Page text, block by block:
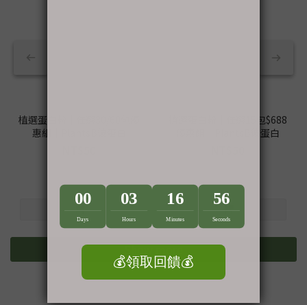
植選蛋白粉｜任選30/60包優
惠組｜PlantsB彼蛋白
植選蛋白粉｜任選15包$688
優惠組｜PlantsB彼蛋白
Show more